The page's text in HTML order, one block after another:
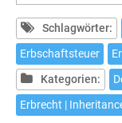
für
in
Schlagwörter:
Erbschaftsteuer
Kategorien:
Erbrecht |